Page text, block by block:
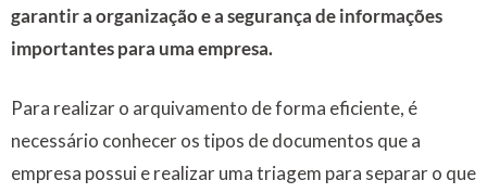
garantir a organização e a segurança de informações
importantes para uma empresa.
Para realizar o arquivamento de forma eficiente, é
necessário conhecer os tipos de documentos que a
empresa possui e realizar uma triagem para separar o que